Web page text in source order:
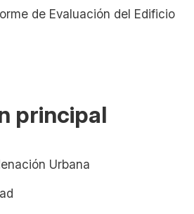
principal
Urbana
de Evaluación del Edificio